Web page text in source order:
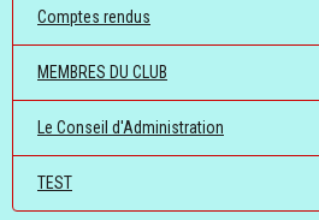
Comptes rendus
MEMBRES DU CLUB
Le Conseil d'Administration
TEST